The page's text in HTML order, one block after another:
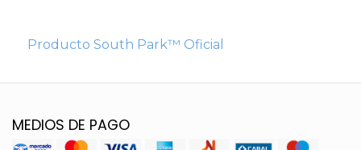
Producto South Park™ Oficial
MEDIOS DE PAGO